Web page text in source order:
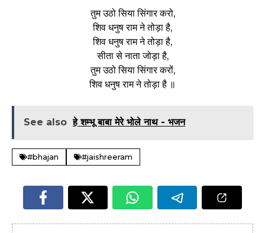
तुम उठो सिया सिंगार करो,
शिव धनुष राम ने तोड़ा है,
शिव धनुष राम ने तोड़ा है,
सीता से नाता जोड़ा है,
तुम उठो सिया सिंगार करों,
शिव धनुष राम ने तोड़ा है ॥
See also हे शम्भू बाबा मेरे भोले नाथ - भजन
#bhajan #jaishreeram